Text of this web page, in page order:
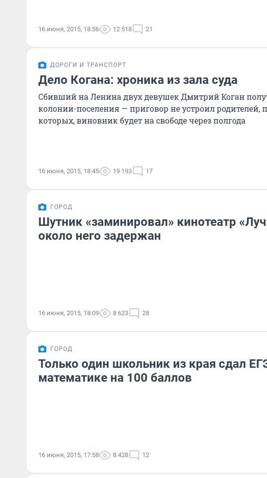
16 июня, 2015, 18:56 12 518 21
ДОРОГИ И ТРАНСПОРТ
Дело Когана: хроника из зала суда
Сбивший на Ленина двух девушек Дмитрий Коган
колонии-поселения — приговор не устроил родителей,
которых, виновник будет на свободе через полгода
16 июня, 2015, 18:45 19 193 17
ГОРОД
Шутник «заминировал» кинотеатр
около него задержан
16 июня, 2015, 18:09 8 623 28
ГОРОД
Только один школьник из края сдал
математике на 100 баллов
16 июня, 2015, 17:58 8 428 12